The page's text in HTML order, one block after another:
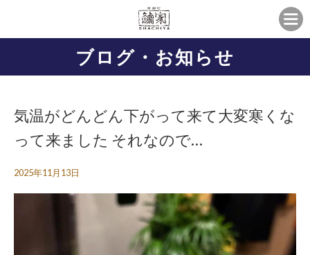
ブログ・お知らせ
気温がどんどん下がって来て大変寒くな
って来ました それなので…
2025年11月13日